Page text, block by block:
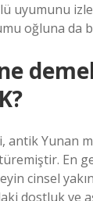
uyumunu
oğluna da
antik Yunan
En
cinsel
dostluk ve